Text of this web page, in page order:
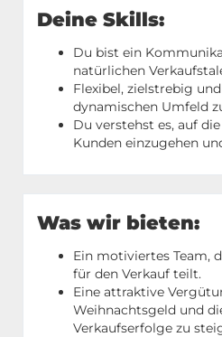
Deine Skills:
Du bist ein
natürlichen
Flexibel, zielstrebig
dynamischen Umfeld
Du verstehst es, auf
Kunden einzugehen
Was wir bieten:
Ein motiviertes Team,
für den Verkauf teilt.
Eine attraktive
Weihnachtsgeld und
Verkaufserfolge zu